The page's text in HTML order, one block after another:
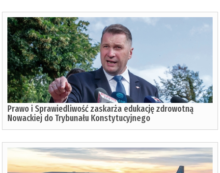
Prawo i Sprawiedliwość zaskarża edukację zdrowotną
Nowackiej do Trybunału Konstytucyjnego